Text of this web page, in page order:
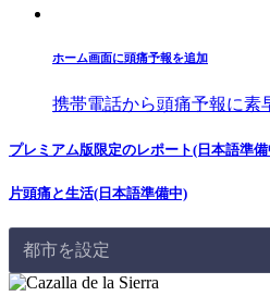
ホーム画面に頭痛予報を追加
携帯電話から頭痛予報に素
プレミアム版限定のレポート(日本語準
片頭痛と生活(日本語準備中)
都市を設定